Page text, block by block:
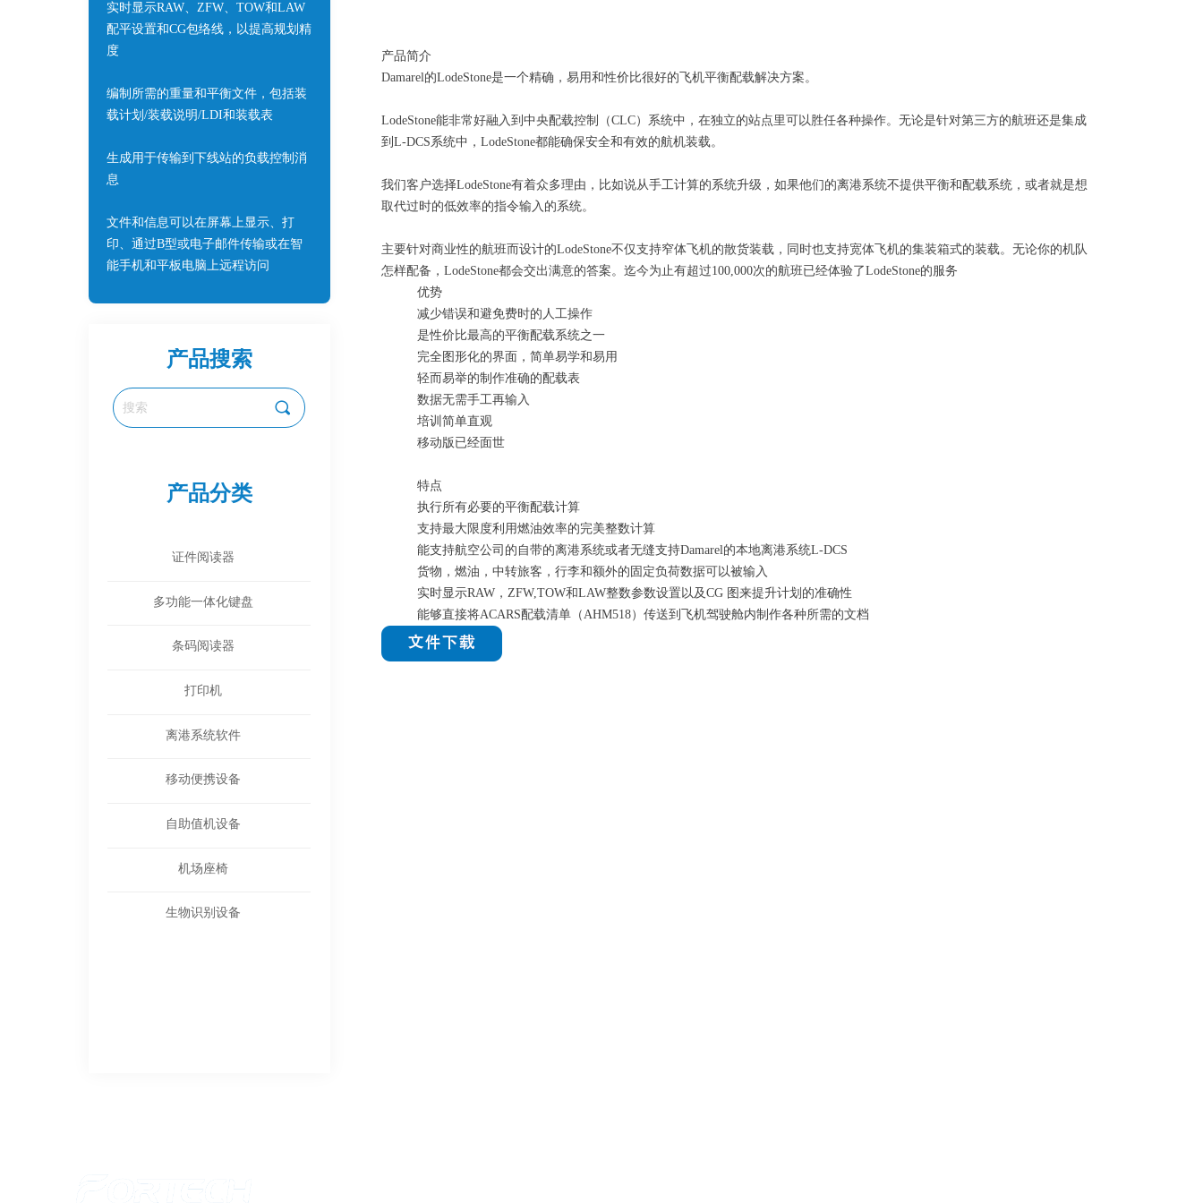
产品搜索
끠
产品分类
证件阅读器
多功能一体化键盘
条码阅读器
打印机
离港系统软件
移动便携设备
自助值机设备
机场座椅
生物识别设备
实时显示RAW、ZFW、TOW和LAW
配平设置和CG包络线，以提高规划精
度
编制所需的重量和平衡文件，包括装
载计划/装载说明/LDI和装载表
生成用于传输到下线站的负载控制消
息
文件和信息可以在屏幕上显示、打
印、通过B型或电子邮件传输或在智
能手机和平板电脑上远程访问
产品简介
Damarel的LodeStone是一个精确，易用和性价比很好的飞机平衡配载解决方案。
LodeStone能非常好融入到中央配载控制（CLC）系统中，在独立的站点里可以胜任各种操作。无论是针对第三方的航班还是集成
到L-DCS系统中，LodeStone都能确保安全和有效的航机装载。
我们客户选择LodeStone有着众多理由，比如说从手工计算的系统升级，如果他们的离港系统不提供平衡和配载系统，或者就是想
取代过时的低效率的指令输入的系统。
主要针对商业性的航班而设计的LodeStone不仅支持窄体飞机的散货装载，同时也支持宽体飞机的集装箱式的装载。无论你的机队
怎样配备，LodeStone都会交出满意的答案。迄今为止有超过100,000次的航班已经体验了LodeStone的服务
优势
减少错误和避免费时的人工操作
是性价比最高的平衡配载系统之一
完全图形化的界面，简单易学和易用
轻而易举的制作准确的配载表
数据无需手工再输入
培训简单直观
移动版已经面世
特点
执行所有必要的平衡配载计算
支持最大限度利用燃油效率的完美整数计算
能支持航空公司的自带的离港系统或者无缝支持Damarel的本地离港系统L-DCS
货物，燃油，中转旅客，行李和额外的固定负荷数据可以被输入
实时显示RAW，ZFW,TOW和LAW整数参数设置以及CG 图来提升计划的准确性
能够直接将ACARS配载清单（AHM518）传送到飞机驾驶舱内制作各种所需的文档